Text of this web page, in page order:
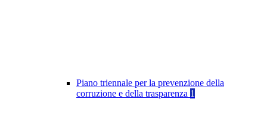
Piano triennale per la prevenzione della
corruzione e della trasparenza 1